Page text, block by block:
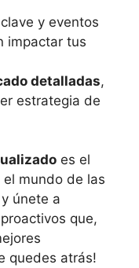
clave y eventos
impactar tus
detalladas,
estrategia de
es el
mundo de las
y únete a
que,
quedes atrás!